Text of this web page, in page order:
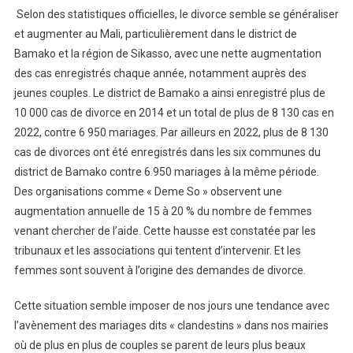
Selon des statistiques officielles, le divorce semble se généraliser
et augmenter au Mali, particulièrement dans le district de
Bamako et la région de Sikasso, avec une nette augmentation
des cas enregistrés chaque année, notamment auprès des
jeunes couples. Le district de Bamako a ainsi enregistré plus de
10 000 cas de divorce en 2014 et un total de plus de 8 130 cas en
2022, contre 6 950 mariages. Par ailleurs en 2022, plus de 8 130
cas de divorces ont été enregistrés dans les six communes du
district de Bamako contre 6 950 mariages à la même période.
Des organisations comme « Deme So » observent une
augmentation annuelle de 15 à 20 % du nombre de femmes
venant chercher de l’aide. Cette hausse est constatée par les
tribunaux et les associations qui tentent d’intervenir. Et les
femmes sont souvent à l’origine des demandes de divorce.
Cette situation semble imposer de nos jours une tendance avec
l’avènement des mariages dits « clandestins » dans nos mairies
où de plus en plus de couples se parent de leurs plus beaux